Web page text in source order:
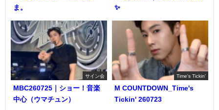
ま。
✨️
サイン会
MBC260725｜ショー！音楽
中心（ウマチュン）
Time's Tickin'
M COUNTDOWN_Time's
Tickin' 260723